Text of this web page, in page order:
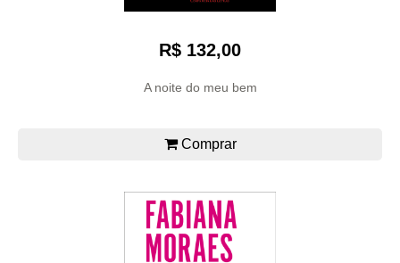
R$ 132,00
A noite do meu bem
Comprar